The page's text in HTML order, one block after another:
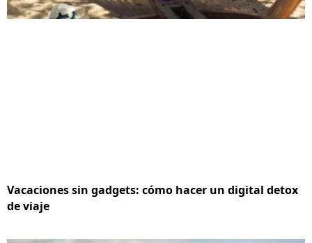
Vacaciones sin gadgets: cómo hacer un digital detox
de viaje